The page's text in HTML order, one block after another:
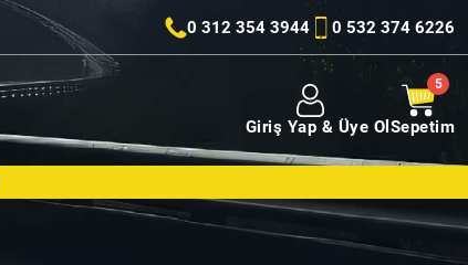
0 312 354 3944 0 532 374 6226
Giriş Yap & Üye Ol Sepetim